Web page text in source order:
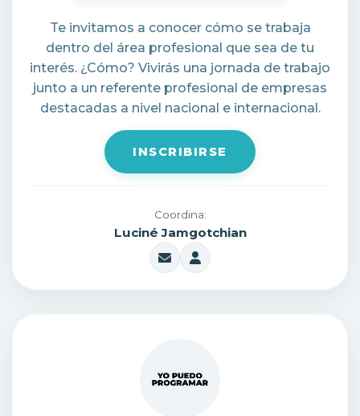
Te invitamos a conocer cómo se trabaja
dentro del área profesional que sea de tu
interés. ¿Cómo? Vivirás una jornada de trabajo
junto a un referente profesional de empresas
destacadas a nivel nacional e internacional.
INSCRIBIRSE
Coordina:
Luciné Jamgotchian